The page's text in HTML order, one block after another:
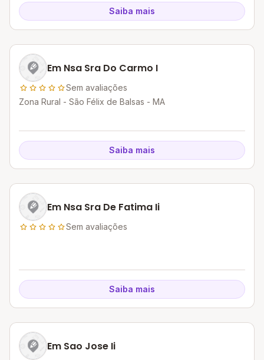
Saiba mais
Em Nsa Sra Do Carmo I
Sem avaliações
Zona Rural - São Félix de Balsas - MA
Saiba mais
Em Nsa Sra De Fatima Ii
Sem avaliações
Saiba mais
Em Sao Jose Ii